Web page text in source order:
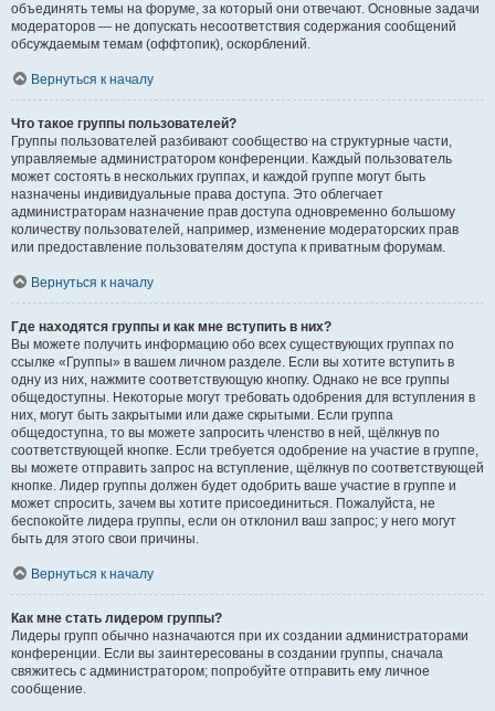
объединять темы на форуме, за который они отвечают. Основные задачи
модераторов — не допускать несоответствия содержания сообщений
обсуждаемым темам (оффтопик), оскорблений.
Вернуться к началу
Что такое группы пользователей?
Группы пользователей разбивают сообщество на структурные части,
управляемые администратором конференции. Каждый пользователь
может состоять в нескольких группах, и каждой группе могут быть
назначены индивидуальные права доступа. Это облегчает
администраторам назначение прав доступа одновременно большому
количеству пользователей, например, изменение модераторских прав
или предоставление пользователям доступа к приватным форумам.
Вернуться к началу
Где находятся группы и как мне вступить в них?
Вы можете получить информацию обо всех существующих группах по
ссылке «Группы» в вашем личном разделе. Если вы хотите вступить в
одну из них, нажмите соответствующую кнопку. Однако не все группы
общедоступны. Некоторые могут требовать одобрения для вступления в
них, могут быть закрытыми или даже скрытыми. Если группа
общедоступна, то вы можете запросить членство в ней, щёлкнув по
соответствующей кнопке. Если требуется одобрение на участие в группе,
вы можете отправить запрос на вступление, щёлкнув по соответствующей
кнопке. Лидер группы должен будет одобрить ваше участие в группе и
может спросить, зачем вы хотите присоединиться. Пожалуйста, не
беспокойте лидера группы, если он отклонил ваш запрос; у него могут
быть для этого свои причины.
Вернуться к началу
Как мне стать лидером группы?
Лидеры групп обычно назначаются при их создании администраторами
конференции. Если вы заинтересованы в создании группы, сначала
свяжитесь с администратором; попробуйте отправить ему личное
сообщение.